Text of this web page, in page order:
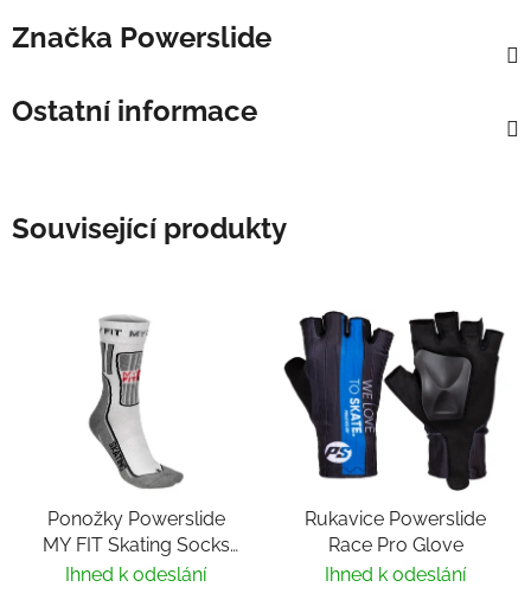
Značka Powerslide
Ostatní informace
Související produkty
Ponožky Powerslide
MY FIT Skating Socks
Fitness
Ihned k odeslání
Rukavice Powerslide
Race Pro Glove
Ihned k odeslání